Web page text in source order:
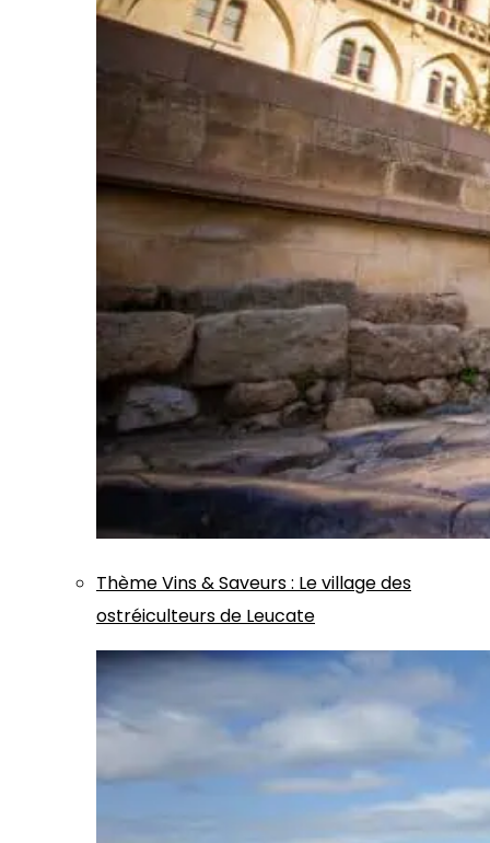
ThèmeVins & Saveurs: Le village des
ostréiculteurs de Leucate